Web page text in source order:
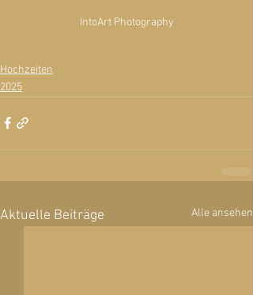
IntoArt Photography
Hochzeiten
2025
Aktuelle Beiträge Alle ansehen